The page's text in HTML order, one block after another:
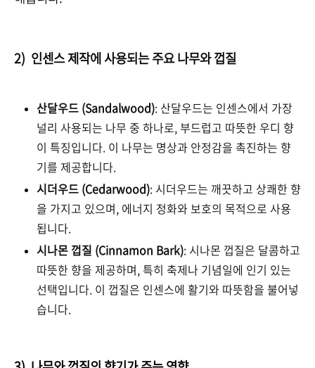
2) 인센스 제작에 사용되는 주요 나무와 껍질
산달우드 (Sandalwood): 산달우드는 인센스에서 가장
널리 사용되는 나무 중 하나로, 부드럽고 따뜻한 우디 향
이 특징입니다. 이 나무는 명상과 안정감을 촉진하는 향
기를 제공합니다.
시더우드 (Cedarwood): 시더우드는 깨끗하고 상쾌한 향
을 가지고 있으며, 에너지 정화와 보호의 목적으로 사용
됩니다.
시나몬 껍질 (Cinnamon Bark): 시나몬 껍질은 달콤하고
따뜻한 향을 제공하며, 특히 축제나 기념일에 인기 있는
선택입니다. 이 껍질은 인센스에 활기와 따뜻함을 불어넣
습니다.